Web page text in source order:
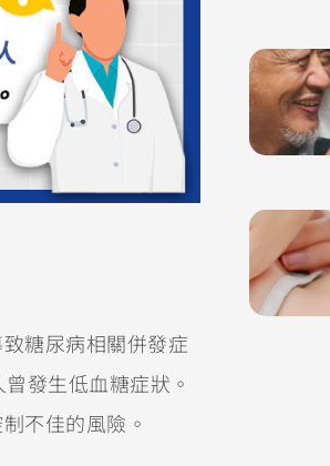
糖尿病相關併發症
發生低血糖症狀。
不佳的風險。